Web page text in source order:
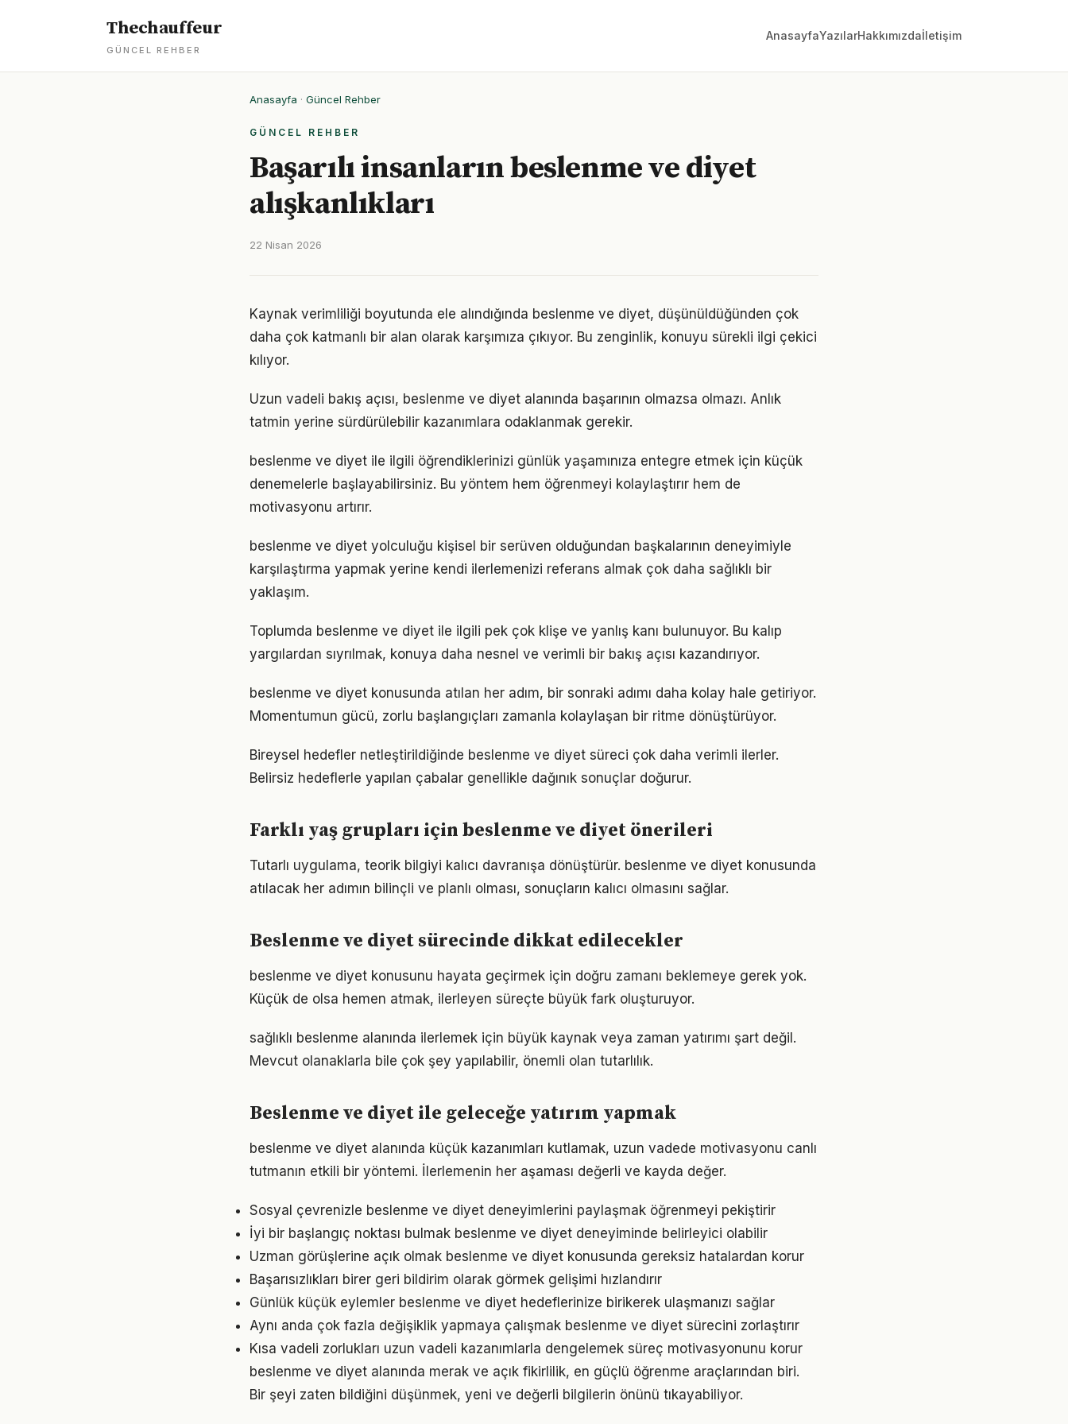
Thechauffeur
GÜNCEL REHBER
AnasayfaYazılarHakkımızdaİletişim
Anasayfa · Güncel Rehber
GÜNCEL REHBER
Başarılı insanların beslenme ve diyet
alışkanlıkları
22 Nisan 2026
Kaynak verimliliği boyutunda ele alındığında beslenme ve diyet, düşünüldüğünden çok
daha çok katmanlı bir alan olarak karşımıza çıkıyor. Bu zenginlik, konuyu sürekli ilgi çekici
kılıyor.
Uzun vadeli bakış açısı, beslenme ve diyet alanında başarının olmazsa olmazı. Anlık
tatmin yerine sürdürülebilir kazanımlara odaklanmak gerekir.
beslenme ve diyet ile ilgili öğrendiklerinizi günlük yaşamınıza entegre etmek için küçük
denemelerle başlayabilirsiniz. Bu yöntem hem öğrenmeyi kolaylaştırır hem de
motivasyonu artırır.
beslenme ve diyet yolculuğu kişisel bir serüven olduğundan başkalarının deneyimiyle
karşılaştırma yapmak yerine kendi ilerlemenizi referans almak çok daha sağlıklı bir
yaklaşım.
Toplumda beslenme ve diyet ile ilgili pek çok klişe ve yanlış kanı bulunuyor. Bu kalıp
yargılardan sıyrılmak, konuya daha nesnel ve verimli bir bakış açısı kazandırıyor.
beslenme ve diyet konusunda atılan her adım, bir sonraki adımı daha kolay hale getiriyor.
Momentumun gücü, zorlu başlangıçları zamanla kolaylaşan bir ritme dönüştürüyor.
Bireysel hedefler netleştirildiğinde beslenme ve diyet süreci çok daha verimli ilerler.
Belirsiz hedeflerle yapılan çabalar genellikle dağınık sonuçlar doğurur.
Farklı yaş grupları için beslenme ve diyet önerileri
Tutarlı uygulama, teorik bilgiyi kalıcı davranışa dönüştürür. beslenme ve diyet konusunda
atılacak her adımın bilinçli ve planlı olması, sonuçların kalıcı olmasını sağlar.
Beslenme ve diyet sürecinde dikkat edilecekler
beslenme ve diyet konusunu hayata geçirmek için doğru zamanı beklemeye gerek yok.
Küçük de olsa hemen atmak, ilerleyen süreçte büyük fark oluşturuyor.
sağlıklı beslenme alanında ilerlemek için büyük kaynak veya zaman yatırımı şart değil.
Mevcut olanaklarla bile çok şey yapılabilir, önemli olan tutarlılık.
Beslenme ve diyet ile geleceğe yatırım yapmak
beslenme ve diyet alanında küçük kazanımları kutlamak, uzun vadede motivasyonu canlı
tutmanın etkili bir yöntemi. İlerlemenin her aşaması değerli ve kayda değer.
Sosyal çevrenizle beslenme ve diyet deneyimlerini paylaşmak öğrenmeyi pekiştirir
İyi bir başlangıç noktası bulmak beslenme ve diyet deneyiminde belirleyici olabilir
Uzman görüşlerine açık olmak beslenme ve diyet konusunda gereksiz hatalardan korur
Başarısızlıkları birer geri bildirim olarak görmek gelişimi hızlandırır
Günlük küçük eylemler beslenme ve diyet hedeflerinize birikerek ulaşmanızı sağlar
Aynı anda çok fazla değişiklik yapmaya çalışmak beslenme ve diyet sürecini zorlaştırır
Kısa vadeli zorlukları uzun vadeli kazanımlarla dengelemek süreç motivasyonunu korur
beslenme ve diyet alanında merak ve açık fikirlilik, en güçlü öğrenme araçlarından biri.
Bir şeyi zaten bildiğini düşünmek, yeni ve değerli bilgilerin önünü tıkayabiliyor.